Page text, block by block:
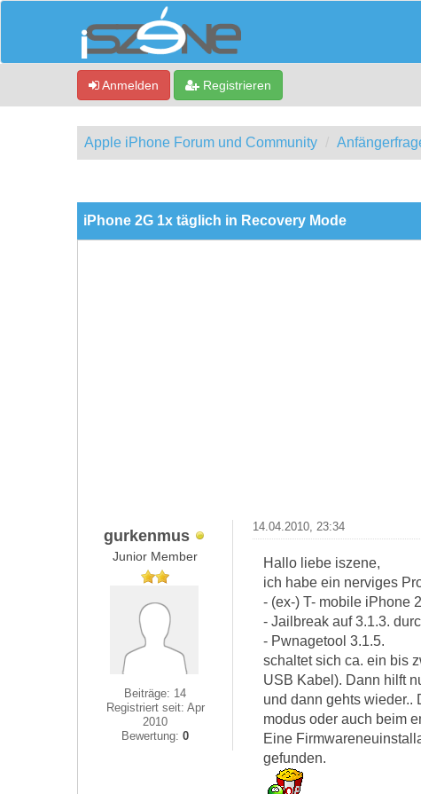
Anmelden Registrieren
Apple iPhone Forum und Community
iPhone 2G 1x täglich in Recovery Mode
gurkenmus
Junior Member
Beiträge: 14
Registriert seit: Apr
2010
Bewertung:0
14.04.2010, 23:34
Hallo liebe iszene,
ich habe ein nerviges
- (ex-) T- mobile iPhone
- Jailbreak auf 3.1.3.
- Pwnagetool 3.1.5.
schaltet sich ca. ein bis
USB Kabel). Dann hilft
und dann gehts wieder..
modus oder auch beim
Eine
gefunden.